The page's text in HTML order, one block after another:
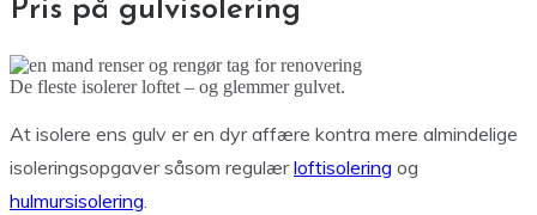
Pris på gulvisolering
De fleste isolerer loftet – og glemmer gulvet.
At isolere ens gulv er en dyr affære kontra mere almindelige
isoleringsopgaver såsom regulærloftisolering og
hulmursisolering